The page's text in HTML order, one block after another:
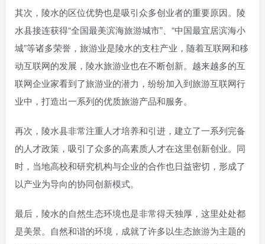
其次，陵水的区位优势也是吸引众多创业者的重要原因。陵
水县接连获得“全国最美滨海旅游城市”、“中国最宜居滨海小
城”等诸多荣誉，旅游业是陵水的支柱产业，随着互联网和移
动互联网的发展，陵水旅游业也在不断创新。越来越多的互
联网企业家看到了旅游业的潜力，纷纷加入到旅游互联网行
业中，打造出一系列的优质旅游产品和服务。
再次，陵水县非常注重人才培养和引进，建立了一系列完备
的人才政策，吸引了众多的高素质人才在这里创新创业。同
时，当地高校和研究机构与企业的合作也日益密切，形成了
以产业为导向的协同创新模式。
最后，陵水的自然生态环境也是非常得天独厚，这里处处都
是美景。自然和谐的环境，成就了许多以生态旅游为主题的